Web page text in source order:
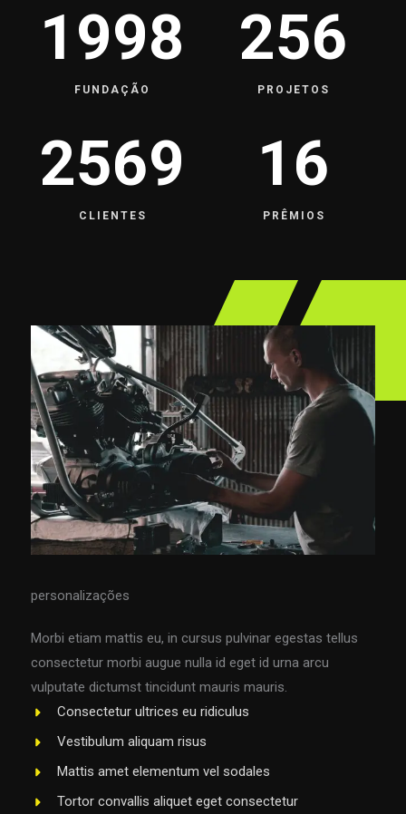
1998
FUNDAÇÃO
256
PROJETOS
2569
CLIENTES
16
PRÊMIOS
personalizações
Morbi etiam mattis eu, in cursus pulvinar egestas tellus
consectetur morbi augue nulla id eget id urna arcu
vulputate dictumst tincidunt mauris mauris.
Consectetur ultrices eu ridiculus
Vestibulum aliquam risus
Mattis amet elementum vel sodales
Tortor convallis aliquet eget consectetur